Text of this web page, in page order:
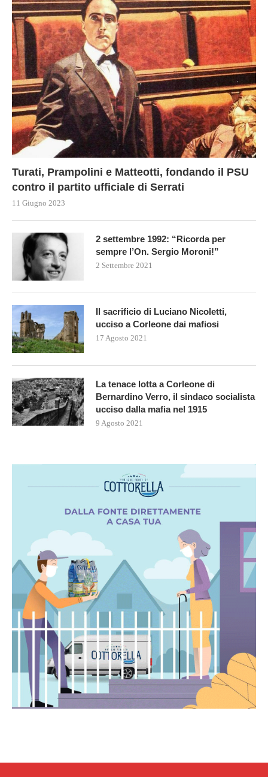
Turati, Prampolini e Matteotti, fondando il PSU
contro il partito ufficiale di Serrati
11 Giugno 2023
2 settembre 1992: “Ricorda per
sempre l’On. Sergio Moroni!”
2 Settembre 2021
Il sacrificio di Luciano Nicoletti,
ucciso a Corleone dai mafiosi
17 Agosto 2021
La tenace lotta a Corleone di
Bernardino Verro, il sindaco socialista
ucciso dalla mafia nel 1915
9 Agosto 2021